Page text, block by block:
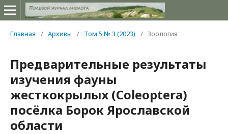
Главная / Архивы / Том 5 № 3 (2023) / Зоология
Предварительные результаты
изучения фауны
жесткокрылых (Coleoptera)
посёлка Борок Ярославской
области